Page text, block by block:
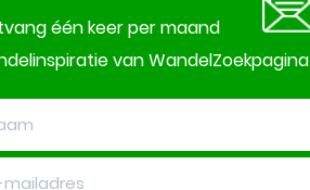
één keer per maand
van WandelZoekpagina